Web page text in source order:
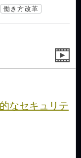
働き方改革
なセキュリテ